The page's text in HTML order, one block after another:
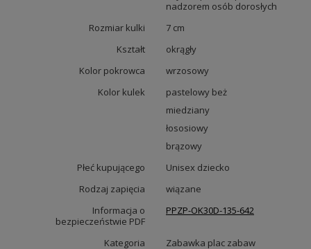
nadzorem osób dorosłych
Rozmiar kulki
7 cm
Kształt
okrągły
Kolor pokrowca
wrzosowy
Kolor kulek
pastelowy beż
miedziany
łososiowy
brązowy
Płeć kupującego
Unisex dziecko
Rodzaj zapięcia
wiązane
Informacja o
bezpieczeństwie PDF
PPZP-OK30D-135-642
Kategoria Zabawka plac zabaw